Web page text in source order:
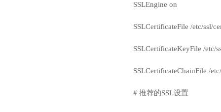
SSLEngine on
SSLCertificateFile /etc/ssl/
SSLCertificateKeyFile /etc/
SSLCertificateChainFile /
# 推荐的SSL设置